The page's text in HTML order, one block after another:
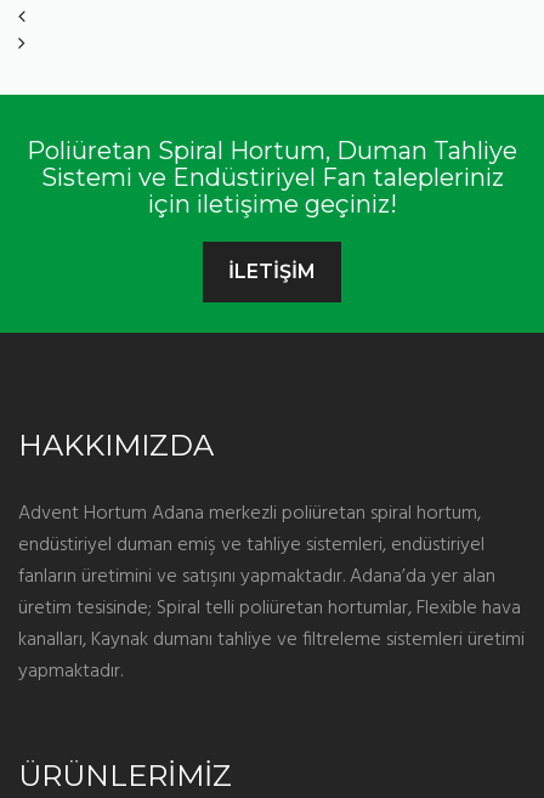
Poliüretan Spiral Hortum, Duman Tahliye
Sistemi ve Endüstiriyel Fan talepleriniz
için iletişime geçiniz!
İLETİŞİM
HAKKIMIZDA
Advent Hortum Adana merkezli poliüretan spiral hortum,
endüstiriyel duman emiş ve tahliye sistemleri, endüstiriyel
fanların üretimini ve satışını yapmaktadır. Adana’da yer alan
üretim tesisinde; Spiral telli poliüretan hortumlar, Flexible hava
kanalları, Kaynak dumanı tahliye ve filtreleme sistemleri üretimi
yapmaktadır.
ÜRÜNLERİMİZ